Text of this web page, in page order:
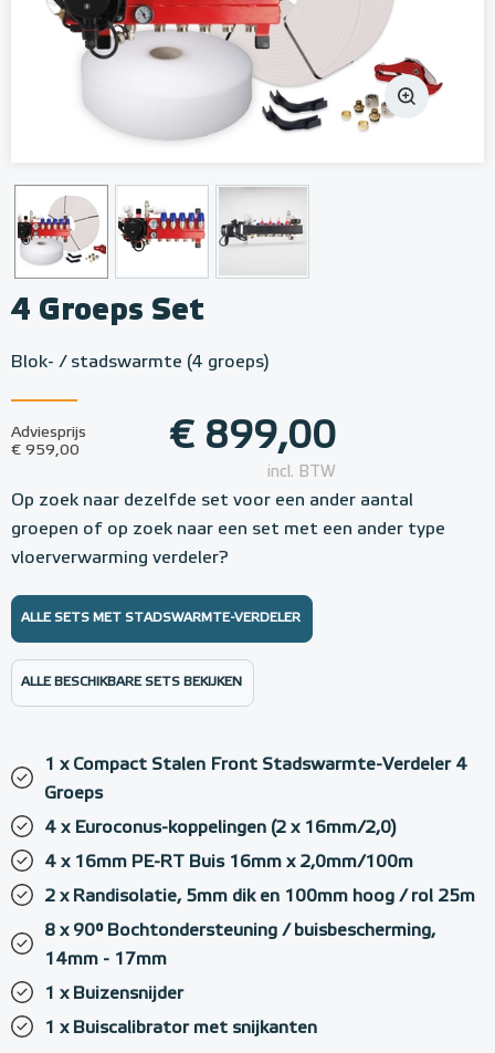
4 Groeps Set
Blok- / stadswarmte (4 groeps)
Adviesprijs
€ 959,00
€ 899,00
incl. BTW
Op zoek naar dezelfde set voor een ander aantal
groepen of op zoek naar een set met een ander type
vloerverwarming verdeler?
ALLE SETS MET STADSWARMTE-VERDELER
ALLE BESCHIKBARE SETS BEKIJKEN
1 x Compact Stalen Front Stadswarmte-Verdeler 4
Groeps
4 x Euroconus-koppelingen (2 x 16mm/2,0)
4 x 16mm PE-RT Buis 16mm x 2,0mm/100m
2 x Randisolatie, 5mm dik en 100mm hoog / rol 25m
8 x 90° Bochtondersteuning / buisbescherming,
14mm - 17mm
1 x Buizensnijder
1 x Buiscalibrator met snijkanten